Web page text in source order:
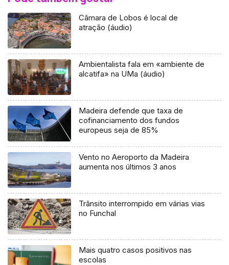
Câmara de Lobos é local de
atração (áudio)
Ambientalista fala em «ambiente de
alcatifa» na UMa (áudio)
Madeira defende que taxa de
cofinanciamento dos fundos
europeus seja de 85%
Vento no Aeroporto da Madeira
aumenta nos últimos 3 anos
Trânsito interrompido em várias vias
no Funchal
Mais quatro casos positivos nas
escolas